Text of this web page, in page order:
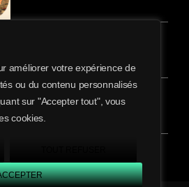
améliorer votre expérience de
ou du contenu personnalisés
sur "Accepter tout", vous
cookies.
share
email
Ici l’Ombre – mardi 28 juillet